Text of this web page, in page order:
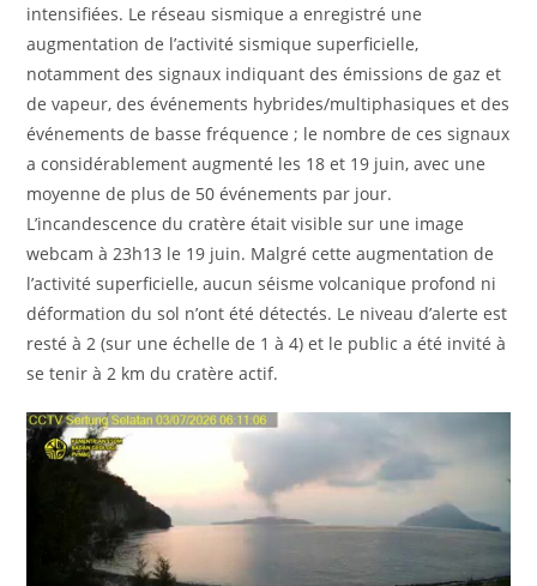
intensifiées. Le réseau sismique a enregistré une
augmentation de l’activité sismique superficielle,
notamment des signaux indiquant des émissions de gaz et
de vapeur, des événements hybrides/multiphasiques et des
événements de basse fréquence ; le nombre de ces signaux
a considérablement augmenté les 18 et 19 juin, avec une
moyenne de plus de 50 événements par jour.
L’incandescence du cratère était visible sur une image
webcam à 23h13 le 19 juin. Malgré cette augmentation de
l’activité superficielle, aucun séisme volcanique profond ni
déformation du sol n’ont été détectés. Le niveau d’alerte est
resté à 2 (sur une échelle de 1 à 4) et le public a été invité à
se tenir à 2 km du cratère actif.